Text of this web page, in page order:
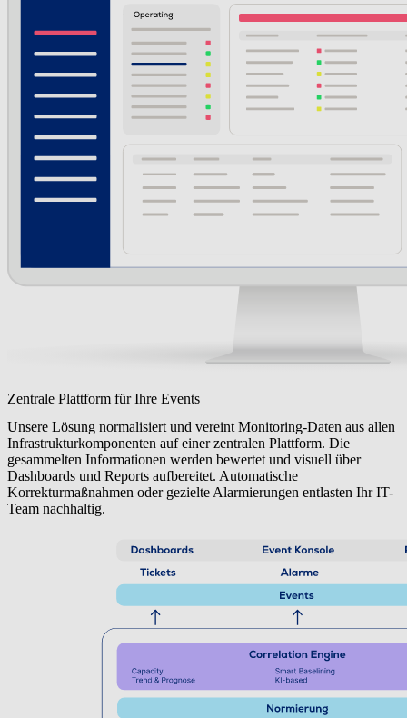
Zentrale Plattform für Ihre Events
Unsere Lösung normalisiert und vereint Monitoring-Daten aus allen
Infrastrukturkomponenten auf einer zentralen Plattform. Die
gesammelten Informationen werden bewertet und visuell über
Dashboards und Reports aufbereitet. Automatische
Korrekturmaßnahmen oder gezielte Alarmierungen entlasten Ihr IT-
Team nachhaltig.